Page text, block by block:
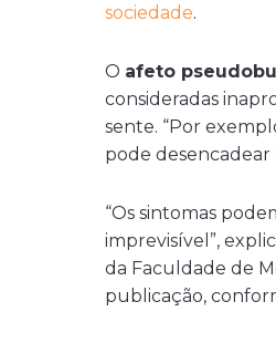
sociedade.
O afeto
consideradas
sente. “Por
pode
“Os sintomas
imprevisível”,
da Faculdade de
publicação,